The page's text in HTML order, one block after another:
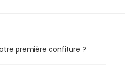
première confiture ?